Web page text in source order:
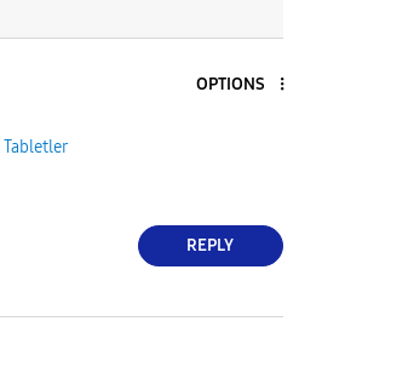
OPTIONS
Tabletler
REPLY